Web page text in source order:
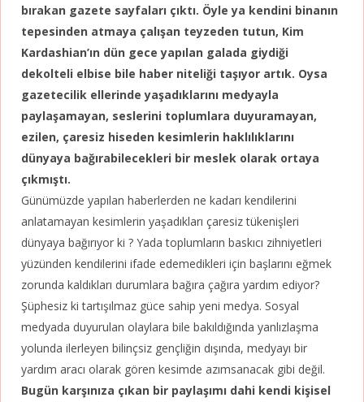
bırakan gazete sayfaları çıktı. Öyle ya kendini binanın
tepesinden atmaya çalışan teyzeden tutun, Kim
Kardashian’ın dün gece yapılan galada giydiği
dekolteli elbise bile haber niteliği taşıyor artık. Oysa
gazetecilik ellerinde yaşadıklarını medyayla
paylaşamayan, seslerini toplumlara duyuramayan,
ezilen, çaresiz hiseden kesimlerin haklılıklarını
dünyaya bağırabilecekleri bir meslek olarak ortaya
çıkmıştı.
Günümüzde yapılan haberlerden ne kadarı kendilerini
anlatamayan kesimlerin yaşadıkları çaresiz tükenişleri
dünyaya bağırıyor ki ? Yada toplumların baskıcı zihniyetleri
yüzünden kendilerini ifade edemedikleri için başlarını eğmek
zorunda kaldıkları durumlara bağıra çağıra yardım ediyor?
Şüphesiz ki tartışılmaz güce sahip yeni medya. Sosyal
medyada duyurulan olaylara bile bakıldığında yanlızlaşma
yolunda ilerleyen bilinçsiz gençliğin dışında, medyayı bir
yardım aracı olarak gören kesimde azımsanacak gibi değil.
Bugün karşınıza çıkan bir paylaşımı dahi kendi kişisel